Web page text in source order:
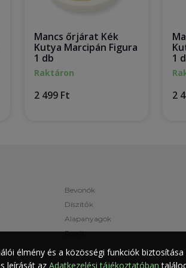
Mancs őrjárat Kék
Kutya Marcipán Figura
1 db
Raktáron
2 499 Ft
1
2
élmény és a közösségi funkciók
leírását az Adatkezelési tájékoztatóban
Bevonók
Díszítők
Alapanyagok
Egyéb